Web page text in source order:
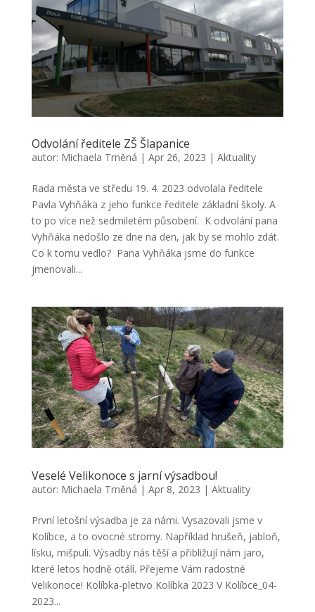
Odvolání ředitele ZŠ Šlapanice
autor: Michaela Trněná | Apr 26, 2023 | Aktuality
Rada města ve středu 19. 4. 2023 odvolala ředitele
Pavla Vyhňáka z jeho funkce ředitele základní školy. A
to po více než sedmiletém působení. K odvolání pana
Vyhňáka nedošlo ze dne na den, jak by se mohlo zdát.
Co k tomu vedlo? Pana Vyhňáka jsme do funkce
jmenovali...
Veselé Velikonoce s jarní výsadbou!
autor: Michaela Trněná | Apr 8, 2023 | Aktuality
První letošní výsadba je za námi. Vysazovali jsme v
Kolíbce, a to ovocné stromy. Například hrušeň, jabloň,
lísku, mišpuli. Výsadby nás těší a přibližují nám jaro,
které letos hodně otálí. Přejeme Vám radostné
Velikonoce! Kolíbka-pletivo Kolíbka 2023 V Kolíbce_04-
2023...